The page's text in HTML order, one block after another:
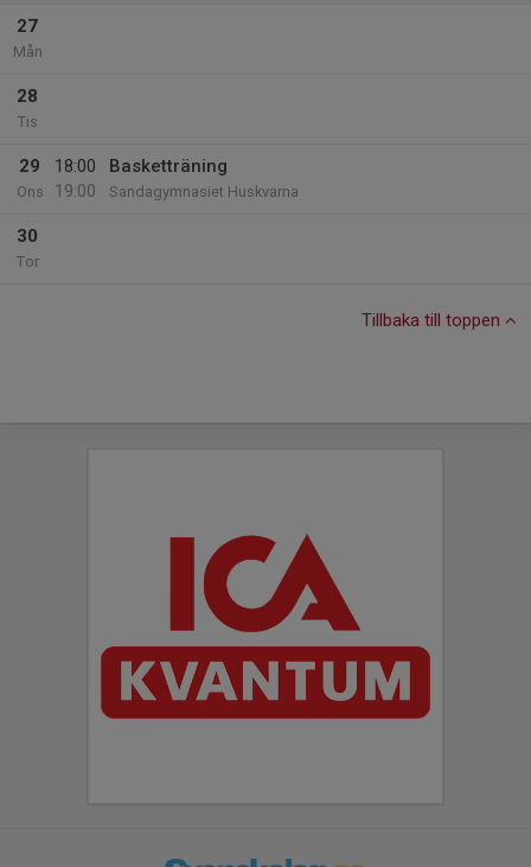
27
Mån
28
Tis
29
Ons
18:00
19:00
Basketträning
Sandagymnasiet Huskvarna
30
Tor
Tillbaka till toppen